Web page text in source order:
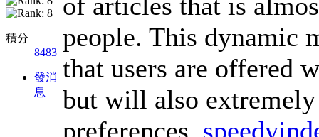
積分
8483
發消
息
people. This dynamic
that users are offered
but will also
preferences.